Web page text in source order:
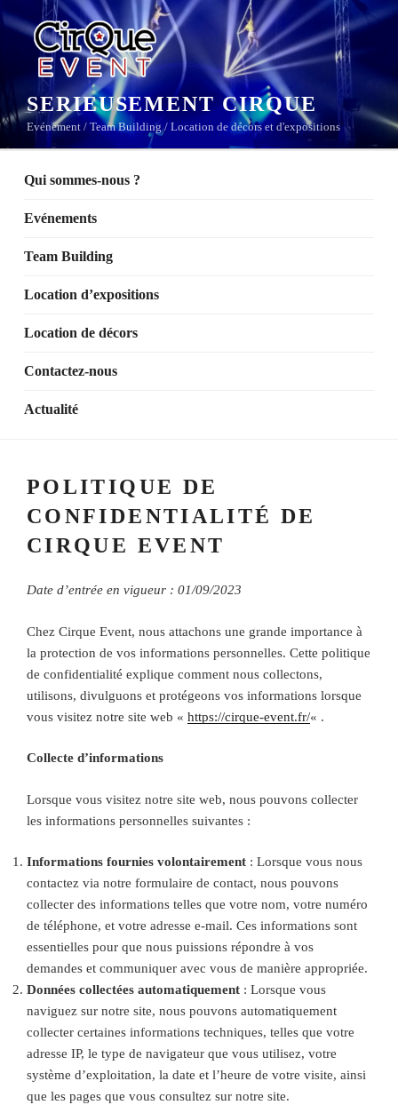
Aller
au
contenu
principal
SERIEUSEMENT CIRQUE
Evénement / Team Building / Location de décors et d'expositions
Qui sommes-nous ?
Evénements
Team Building
Location d’expositions
Location de décors
Contactez-nous
Actualité
POLITIQUE DE
CONFIDENTIALITÉ DE
CIRQUE EVENT
Date d’entrée en vigueur : 01/09/2023
Chez Cirque Event, nous attachons une grande importance à
la protection de vos informations personnelles. Cette politique
de confidentialité explique comment nous collectons,
utilisons, divulguons et protégeons vos informations lorsque
vous visitez notre site web « https://cirque-event.fr/« .
Collecte d’informations
Lorsque vous visitez notre site web, nous pouvons collecter
les informations personnelles suivantes :
Informations fournies volontairement : Lorsque vous nous
contactez via notre formulaire de contact, nous pouvons
collecter des informations telles que votre nom, votre numéro
de téléphone, et votre adresse e-mail. Ces informations sont
essentielles pour que nous puissions répondre à vos
demandes et communiquer avec vous de manière appropriée.
Données collectées automatiquement : Lorsque vous
naviguez sur notre site, nous pouvons automatiquement
collecter certaines informations techniques, telles que votre
adresse IP, le type de navigateur que vous utilisez, votre
système d’exploitation, la date et l’heure de votre visite, ainsi
que les pages que vous consultez sur notre site.